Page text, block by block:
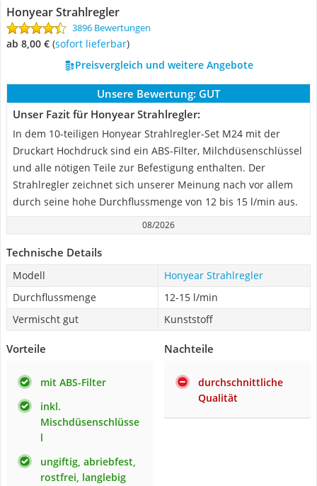
Honyear Strahlregler
3896 Bewertungen
ab 8,00 € ( Sofort lieferbar)
Preisvergleich und weitere Angebote
Unsere Bewertung: GUT
Unser Fazit für Honyear Strahlregler:
In dem 10-teiligen Honyear Strahlregler-Set M24 mit der
Druckart Hochdruck sind ein ABS-Filter, Milchdüsenschlüssel
und alle nötigen Teile zur Befestigung enthalten. Der
Strahlregler zeichnet sich unserer Meinung nach vor allem
durch seine hohe Durchflussmenge von 12 bis 15 l/min aus.
08/2026
Technische Details
Modell
Honyear Strahlregler
Durchflussmenge
12-15 l/min
Vermischt gut
Kunststoff
Vorteile
mit ABS-Filter
inkl.
Mischdüsenschlüsse
l
ungiftig, abriebfest,
rostfrei, langlebig
Nachteile
durchschnittliche
Qualität